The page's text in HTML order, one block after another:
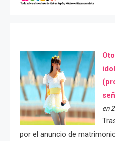
en
por el anuncio de